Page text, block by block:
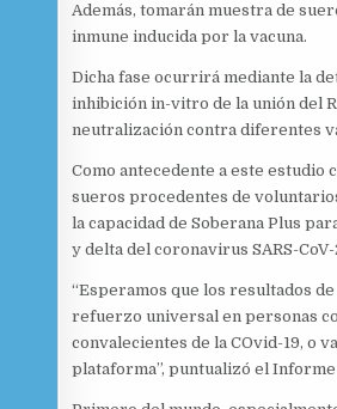
Además, tomarán muestra de
inmune inducida por la vacuna.
Dicha fase ocurrirá mediante la
inhibición in-vitro de la unión del
neutralización contra diferentes
Como antecedente a este estudio
sueros procedentes de
la capacidad de Soberana Plus
y delta del coronavirus SARS-
“Esperamos que los resultados
refuerzo universal en personas
convalecientes de la COvid-19, o
plataforma”, puntualizó el Informe